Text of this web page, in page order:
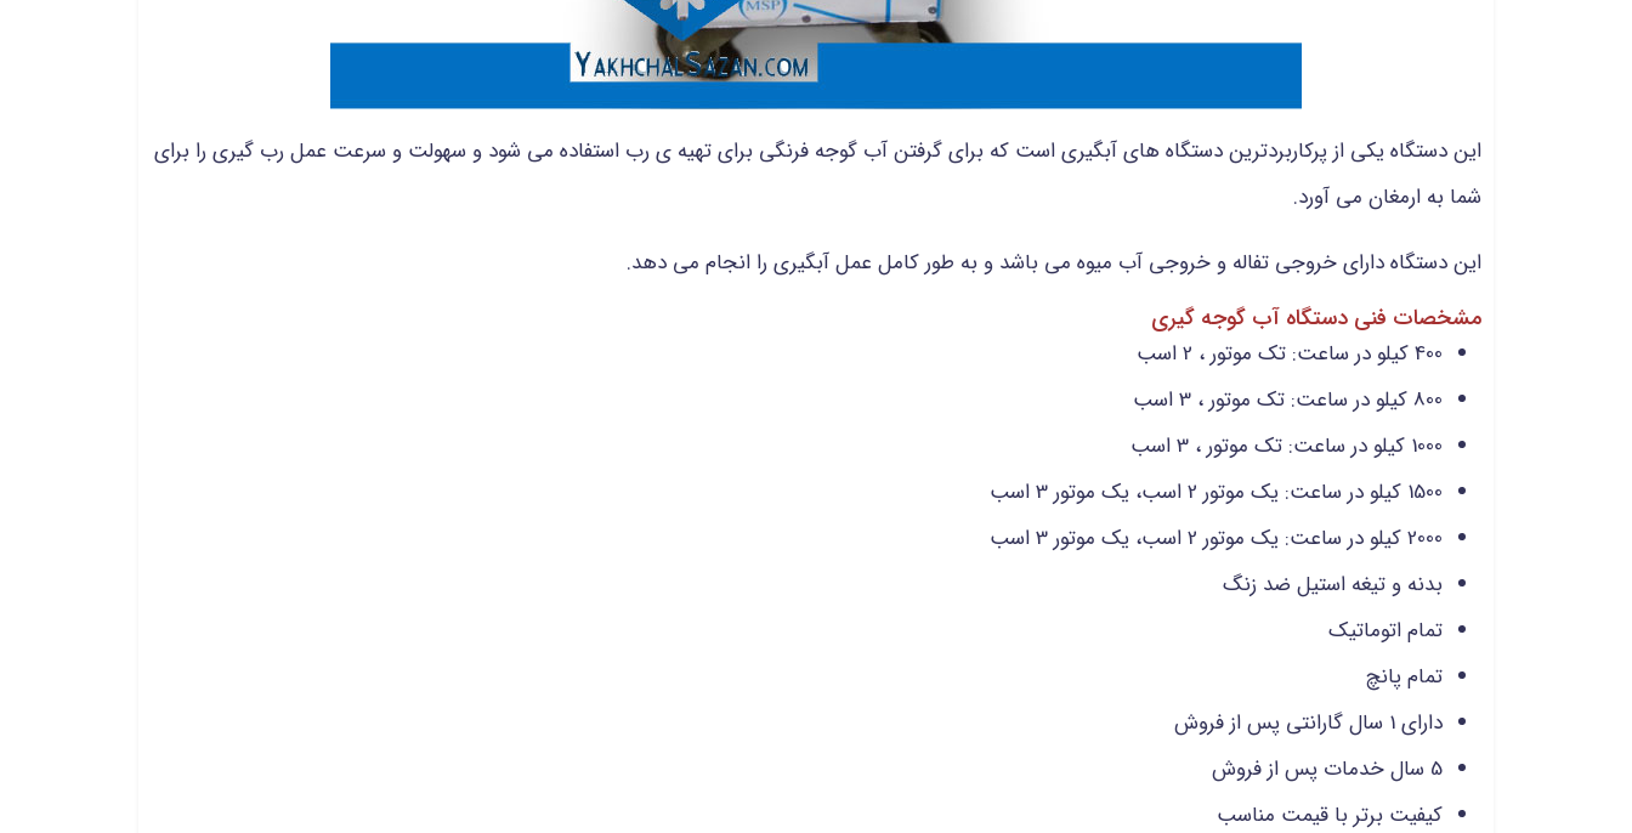
این دستگاه یکی از پرکاربردترین دستگاه های آبگیری است که برای گرفتن آب گوجه فرنگی برای تهیه ی رب استفاده می شود و سهولت و سرعت عمل رب گیری را برای
شما به ارمغان می آورد.
این دستگاه دارای خروجی تفاله و خروجی آب میوه می باشد و به طور کامل عمل آبگیری را انجام می دهد.
مشخصات فنی دستگاه آب گوجه گیری
400 کیلو در ساعت: تک موتور ، 2 اسب
800 کیلو در ساعت: تک موتور ، 3 اسب
1000 کیلو در ساعت: تک موتور ، 3 اسب
1500 کیلو در ساعت: یک موتور 2 اسب، یک موتور 3 اسب
2000 کیلو در ساعت: یک موتور 2 اسب، یک موتور 3 اسب
بدنه و تیغه استیل ضد زنگ
تمام اتوماتیک
تمام پانچ
دارای 1 سال گارانتی پس از فروش
5 سال خدمات پس از فروش
کیفیت برتر با قیمت مناسب